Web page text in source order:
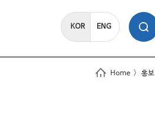
KOR ENG
Home > 홍보